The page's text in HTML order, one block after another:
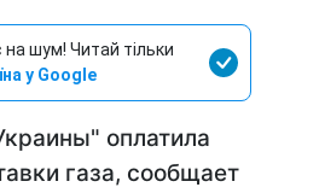
шум! Читай тільки
у Google
оплатила
газа, сообщает